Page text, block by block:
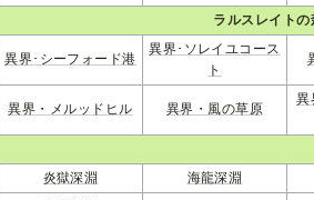
ラルスレイト
異界･シーフォード港
異界･ソレイユコース
ト
異界・メルッドヒル 異界・風の草原
異
炎獄深淵
海龍深淵